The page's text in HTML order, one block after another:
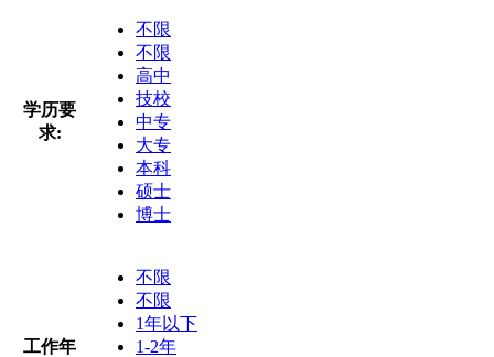
学历要
求:
不限
不限
高中
技校
中专
大专
本科
硕士
博士
工作年
不限
不限
1年以下
1-2年